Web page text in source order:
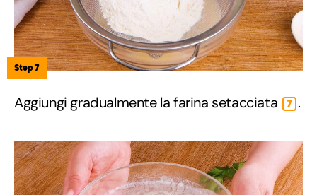
Step 7
Aggiungi gradualmente la farina setacciata 7 .